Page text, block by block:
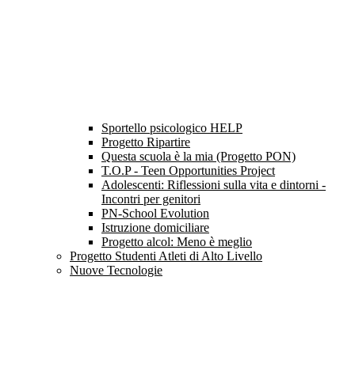
Sportello psicologico HELP
Progetto Ripartire
Questa scuola è la mia (Progetto PON)
T.O.P - Teen Opportunities Project
Adolescenti: Riflessioni sulla vita e dintorni -
Incontri per genitori
PN-School Evolution
Istruzione domiciliare
Progetto alcol: Meno è meglio
Progetto Studenti Atleti di Alto Livello
Nuove Tecnologie